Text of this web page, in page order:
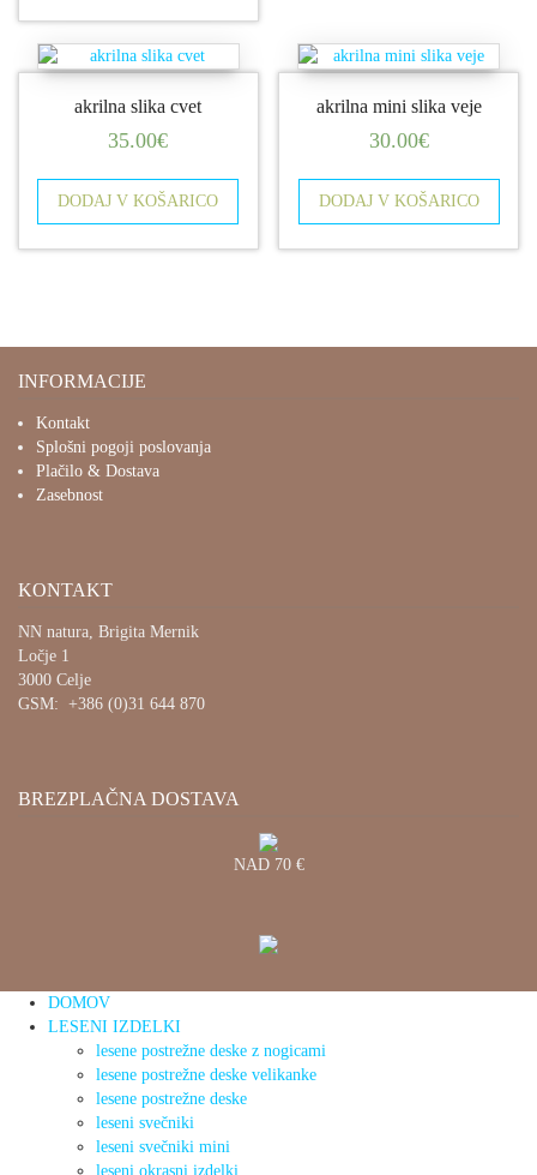
akrilna slika cvet
35.00€
DODAJ V KOŠARICO
akrilna mini slika veje
30.00€
DODAJ V KOŠARICO
INFORMACIJE
Kontakt
Splošni pogoji poslovanja
Plačilo & Dostava
Zasebnost
KONTAKT
NN natura, Brigita Mernik
Ločje 1
3000 Celje
GSM: +386 (0)31 644 870
BREZPLAČNA DOSTAVA
NAD 70 €
DOMOV
LESENI IZDELKI
lesene postrežne deske z nogicami
lesene postrežne deske velikanke
lesene postrežne deske
leseni svečniki
leseni svečniki mini
leseni okrasni izdelki